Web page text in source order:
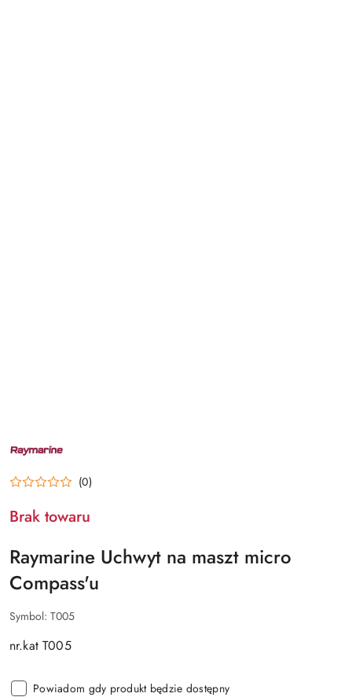
PRODUCENTA:
(0)
Brak towaru
Raymarine Uchwyt na maszt micro
Compass'u
Symbol: T005
nr.kat T005
Powiadom gdy produkt będzie dostępny